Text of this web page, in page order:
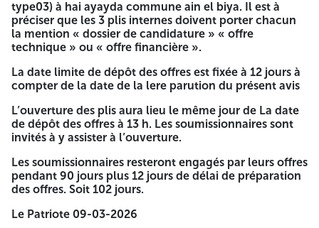
dernières années. 8) - Liste nominative du personnel
d’encadrement avec leurs CV signés et diplômes et leur
déclaration CNAS. 9) - Attestations de bonne exécution
délivrées par des services contractants publics. 10) - Copie
CNAS, CASNOS en cours de validité. 12) - Extrait du casier
judiciaire du gérant de l’entreprise ou du directeur général
judiciaire du gérant de l’entreprise ou du directeur général
de l’entreprise en cours de validité. 14) - Copie de numéro
d’identification fiscale « NIF ».
Toutes ces pièces doivent impérativement être insérées
dans une lère enveloppe.
type03) à hai ayayda commune ain el biya. Il est à
préciser que les 3 plis internes doivent porter chacun
la mention « dossier de candidature » « offre
technique » ou « offre financière ».
La date limite de dépôt des offres est fixée à 12 jours à
compter de la date de la lere parution du présent avis
L’ouverture des plis aura lieu le même jour de La date
de dépôt des offres à 13 h. Les soumissionnaires sont
invités à y assister à l’ouverture.
Les soumissionnaires resteront engagés par leurs offres
pendant 90 jours plus 12 jours de délai de préparation
des offres. Soit 102 jours.
Le Patriote 09-03-2026